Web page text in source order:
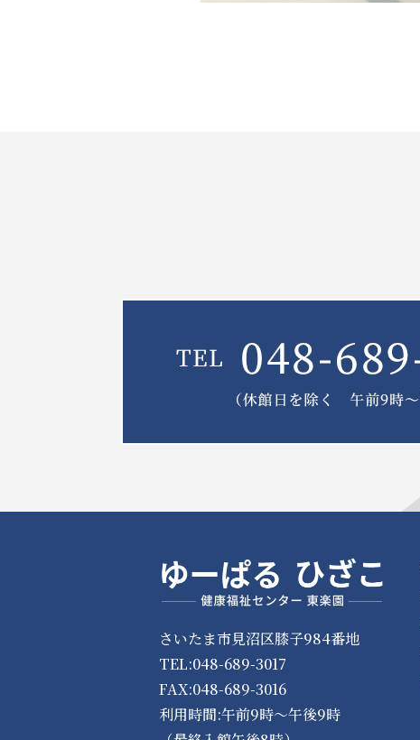
さいたま市見沼区膝子984番地
TEL:048-689-3017
FAX:048-689-3016
利用時間:午前9時～午後9時